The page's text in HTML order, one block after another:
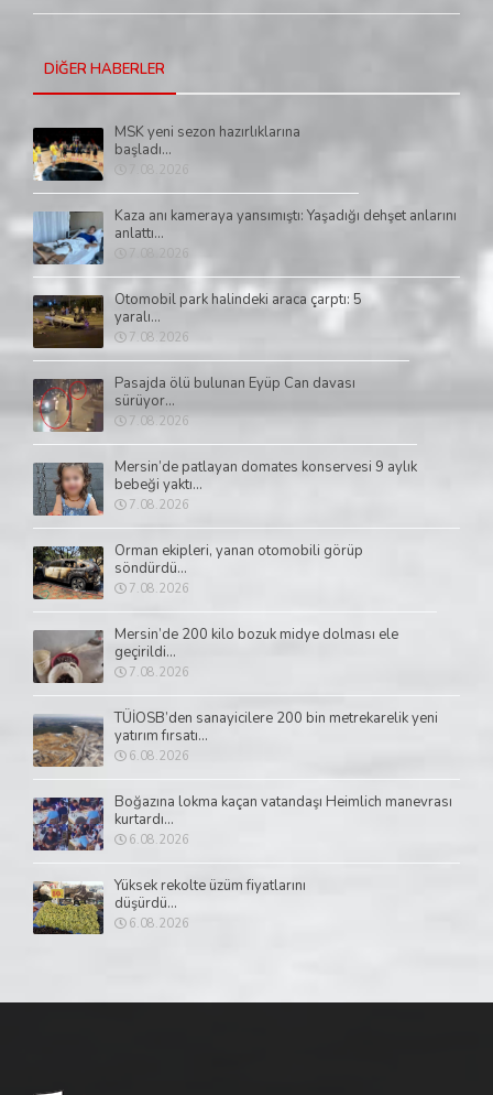
DİĞER HABERLER
MSK yeni sezon hazırlıklarına
başladı...
7.08.2026
Kaza anı kameraya yansımıştı: Yaşadığı dehşet anlarını
anlattı...
7.08.2026
Otomobil park halindeki araca çarptı: 5
yaralı...
7.08.2026
Pasajda ölü bulunan Eyüp Can davası
sürüyor...
7.08.2026
Mersin’de patlayan domates konservesi 9 aylık
bebeği yaktı...
7.08.2026
Orman ekipleri, yanan otomobili görüp
söndürdü...
7.08.2026
Mersin’de 200 kilo bozuk midye dolması ele
geçirildi...
7.08.2026
TÜİOSB’den sanayicilere 200 bin metrekarelik yeni
yatırım fırsatı...
6.08.2026
Boğazına lokma kaçan vatandaşı Heimlich manevrası
kurtardı...
6.08.2026
Yüksek rekolte üzüm fiyatlarını
düşürdü...
6.08.2026